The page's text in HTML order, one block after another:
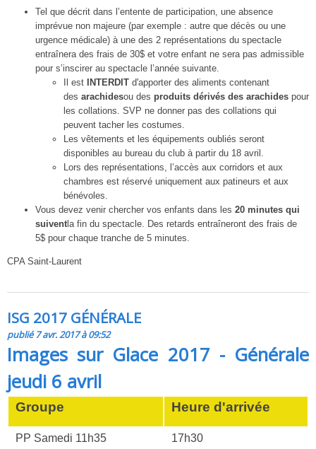
Tel que décrit dans l’entente de participation, une absence
imprévue non majeure (par exemple : autre que décès ou une
urgence médicale) à une des 2 représentations du spectacle
entraînera des frais de 30$ et votre enfant ne sera pas admissible
pour s’inscirer au spectacle l’année suivante.
Il est
INTERDIT d'apporter des aliments contenant
des arachidesou des produits dérivés des arachides pour
les collations. SVP ne donner pas des collations qui
peuvent tacher les costumes.
Les vêtements et les équipements oubliés seront
disponibles au bureau du club à partir du 18 avril.
Lors des représentations, l’accès aux corridors et aux
chambres est réservé uniquement aux patineurs et aux
bénévoles.
Vous devez venir chercher vos enfants dans les 20 minutes qui
suivent la fin du spectacle. Des retards entraîneront des frais de
5$ pour chaque tranche de 5 minutes.
CPA Saint-Laurent
ISG 2017 GÉNÉRALE
publié 7 avr. 2017 à 09:52
Images sur Glace 2017 - Générale
jeudi 6 avril
Groupe Heure d'arrivée
PP Samedi 11h35 17h30